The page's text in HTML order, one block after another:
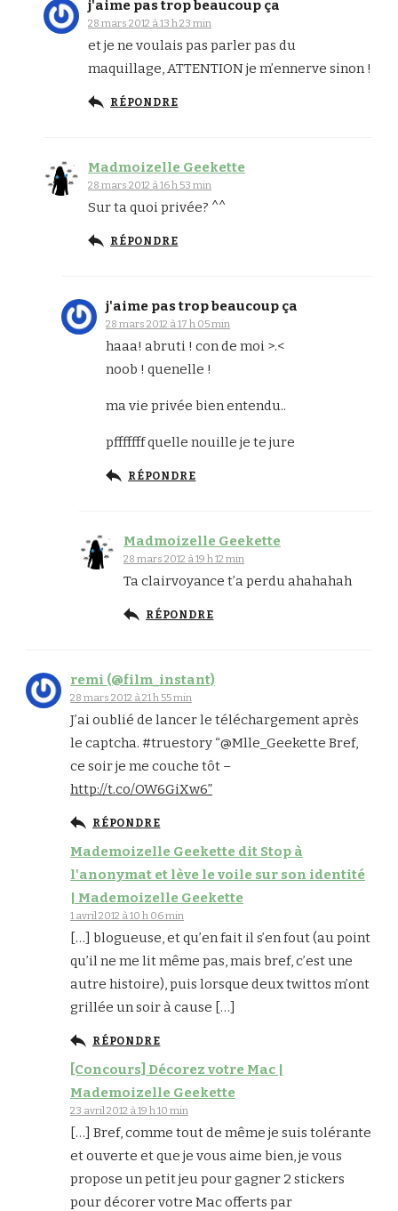
j'aime pas trop beaucoup ça
28 mars 2012 à 13 h 23 min
et je ne voulais pas parler pas du
maquillage, ATTENTION je m’ennerve sinon !
RÉPONDRE
Madmoizelle Geekette
28 mars 2012 à 16 h 53 min
Sur ta quoi privée? ^^
RÉPONDRE
j'aime pas trop beaucoup ça
28 mars 2012 à 17 h 05 min
haaa! abruti ! con de moi >.<
noob ! quenelle !
ma vie privée bien entendu..
pfffffff quelle nouille je te jure
RÉPONDRE
Madmoizelle Geekette
28 mars 2012 à 19 h 12 min
Ta clairvoyance t’a perdu ahahahah
RÉPONDRE
remi (@film_instant)
28 mars 2012 à 21 h 55 min
J’ai oublié de lancer le téléchargement après
le captcha. #truestory “@Mlle_Geekette Bref,
ce soir je me couche tôt –
http://t.co/OW6GiXw6”
RÉPONDRE
Mademoizelle Geekette dit Stop à
l'anonymat et lève le voile sur son identité
| Mademoizelle Geekette
1 avril 2012 à 10 h 06 min
[…] blogueuse, et qu’en fait il s’en fout (au point
qu’il ne me lit même pas, mais bref, c’est une
autre histoire), puis lorsque deux twittos m’ont
grillée un soir à cause […]
RÉPONDRE
[Concours] Décorez votre Mac |
Mademoizelle Geekette
23 avril 2012 à 19 h 10 min
[…] Bref, comme tout de même je suis tolérante
et ouverte et que je vous aime bien, je vous
propose un petit jeu pour gagner 2 stickers
pour décorer votre Mac offerts par